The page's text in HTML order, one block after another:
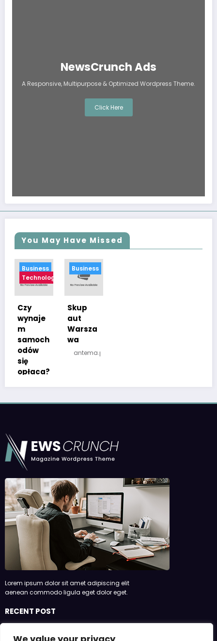
NewsCrunch Ads
A Responsive, Multipurpose & Optimized Wordpress Theme.
Click Here
You May Have Missed
Business
Technology
Czy
wynaje
m
samoch
odów
się
opłaca?
Business
Skup
aut
Warsza
wa
antema.pl
Lorem ipsum dolor sit amet adipiscing elit
aenean commodo ligula eget dolor eget.
RECENT POST